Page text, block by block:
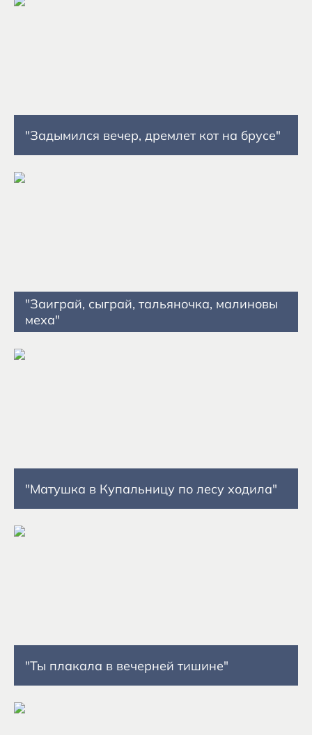
"Задымился вечер, дремлет кот на брусе"
"Заиграй, сыграй, тальяночка, малиновы
меха"
"Матушка в Купальницу по лесу ходила"
"Ты плакала в вечерней тишине"